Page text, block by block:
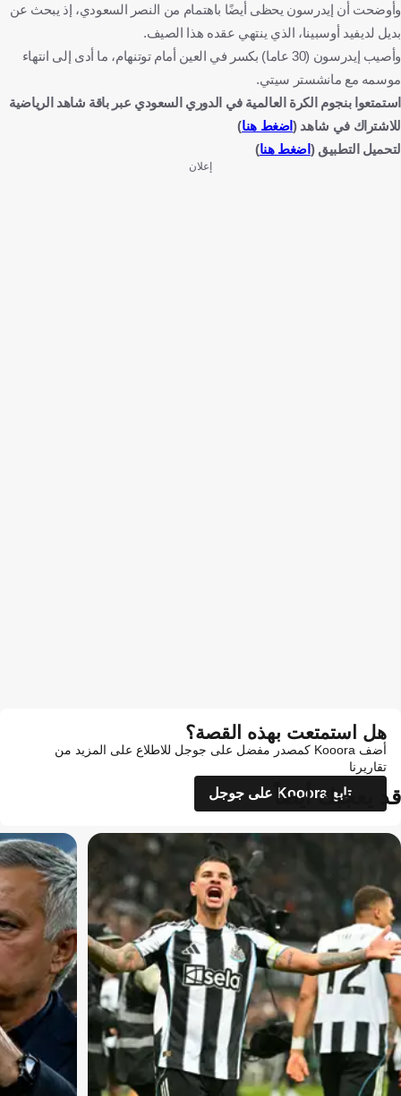
وأوضحت أن إيدرسون يحظى أيضًا باهتمام من النصر السعودي، إذ يبحث عن
بديل لديفيد أوسبينا، الذي ينتهي عقده هذا الصيف.
وأصيب إيدرسون (30 عاما) بكسر في العين أمام توتنهام، ما أدى إلى انتهاء
موسمه مع مانشستر سيتي.
استمتعوا بنجوم الكرة العالمية في الدوري السعودي عبر باقة شاهد الرياضية
للاشتراك في شاهد (اضغط هنا)
لتحميل التطبيق ( اضغط هنا)
إعلان
هل استمتعت بهذه القصة؟
أضف Kooora كمصدر مفضل على جوجل للاطلاع على المزيد من
تقاريرنا
تابع Kooora على جوجل
قد يعجبك أيضاً